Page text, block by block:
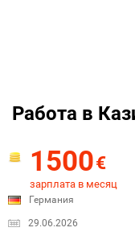
Работа в
1500€
зарплата в месяц
Германия
29.06.2026